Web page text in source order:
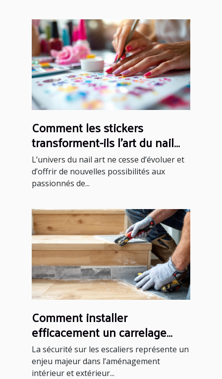
Comment les stickers
transforment-ils l'art du nail
art ?
L’univers du nail art ne cesse d’évoluer et
d’offrir de nouvelles possibilités aux
passionnés de...
Comment installer
efficacement un carrelage
antidérapant sur un escalier ?
La sécurité sur les escaliers représente un
enjeu majeur dans l’aménagement
intérieur et extérieur...